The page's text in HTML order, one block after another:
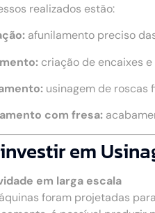
realizados estão:
afunilamento preciso
criação de encaixes
usinagem de roscas
com fresa:
em
em larga escala
foram projetadas